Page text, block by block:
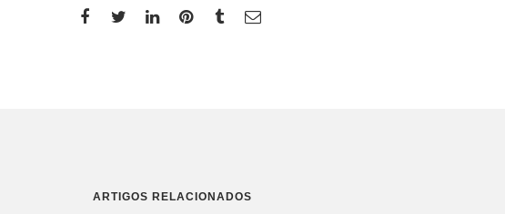
ARTIGOS RELACIONADOS